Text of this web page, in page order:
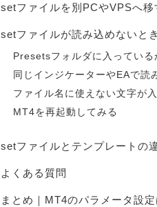
setファイルを別PCやVPSへ移
setファイルが読み込めないと
Presetsフォルダに入っている
同じインジケーターやEAで読
ファイル名に使えない文字が
MT4を再起動してみる
setファイルとテンプレートの
よくある質問
まとめ｜MT4のパラメータ設